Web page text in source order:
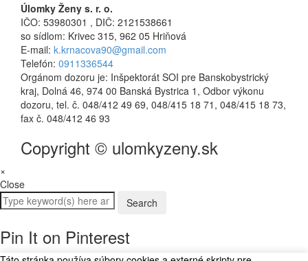
Úlomky Ženy s. r. o.
IČO: 53980301 , DIČ: 2121538661
so sídlom: Krivec 315, 962 05 Hriňová
E-mail: k.krnacova90@gmail.com
Telefón: 0911336544
Orgánom dozoru je: Inšpektorát SOI pre Banskobystrický
kraj, Dolná 46, 974 00 Banská Bystrica 1, Odbor výkonu
dozoru, tel. č. 048/412 49 69, 048/415 18 71, 048/415 18 73,
fax č. 048/412 46 93
Copyright © ulomkyzeny.sk
×
Close
Pin It on Pinterest